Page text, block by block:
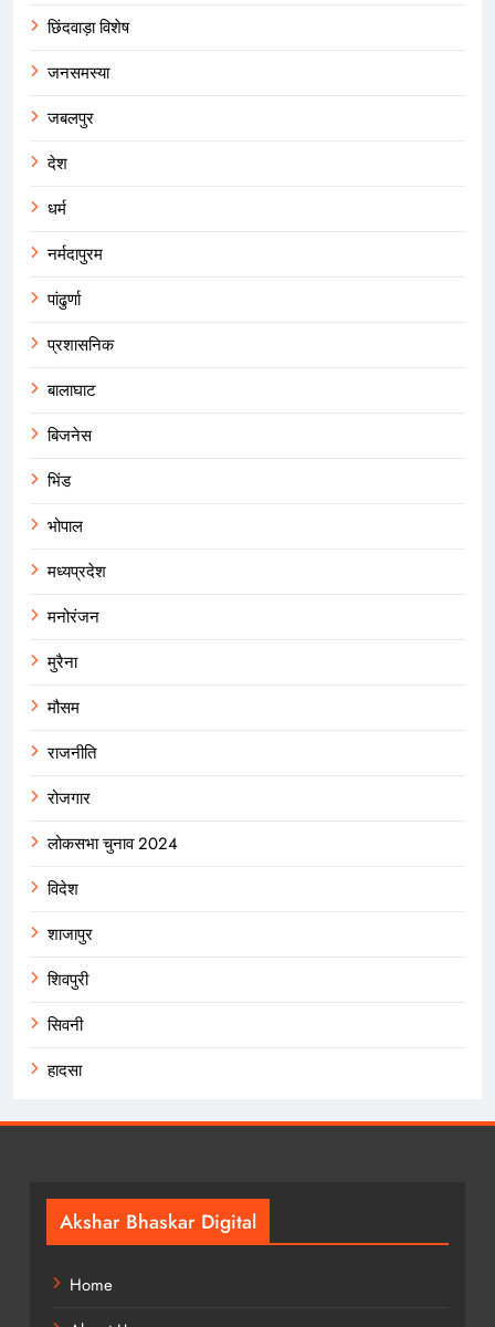
छिंदवाड़ा विशेष
जनसमस्या
जबलपुर
देश
धर्म
नर्मदापुरम
पांढुर्णा
प्रशासनिक
बालाघाट
बिजनेस
भिंड
भोपाल
मध्यप्रदेश
मनोरंजन
मुरैना
मौसम
राजनीति
रोजगार
लोकसभा चुनाव 2024
विदेश
शाजापुर
शिवपुरी
सिवनी
हादसा
Akshar Bhaskar Digital
Home